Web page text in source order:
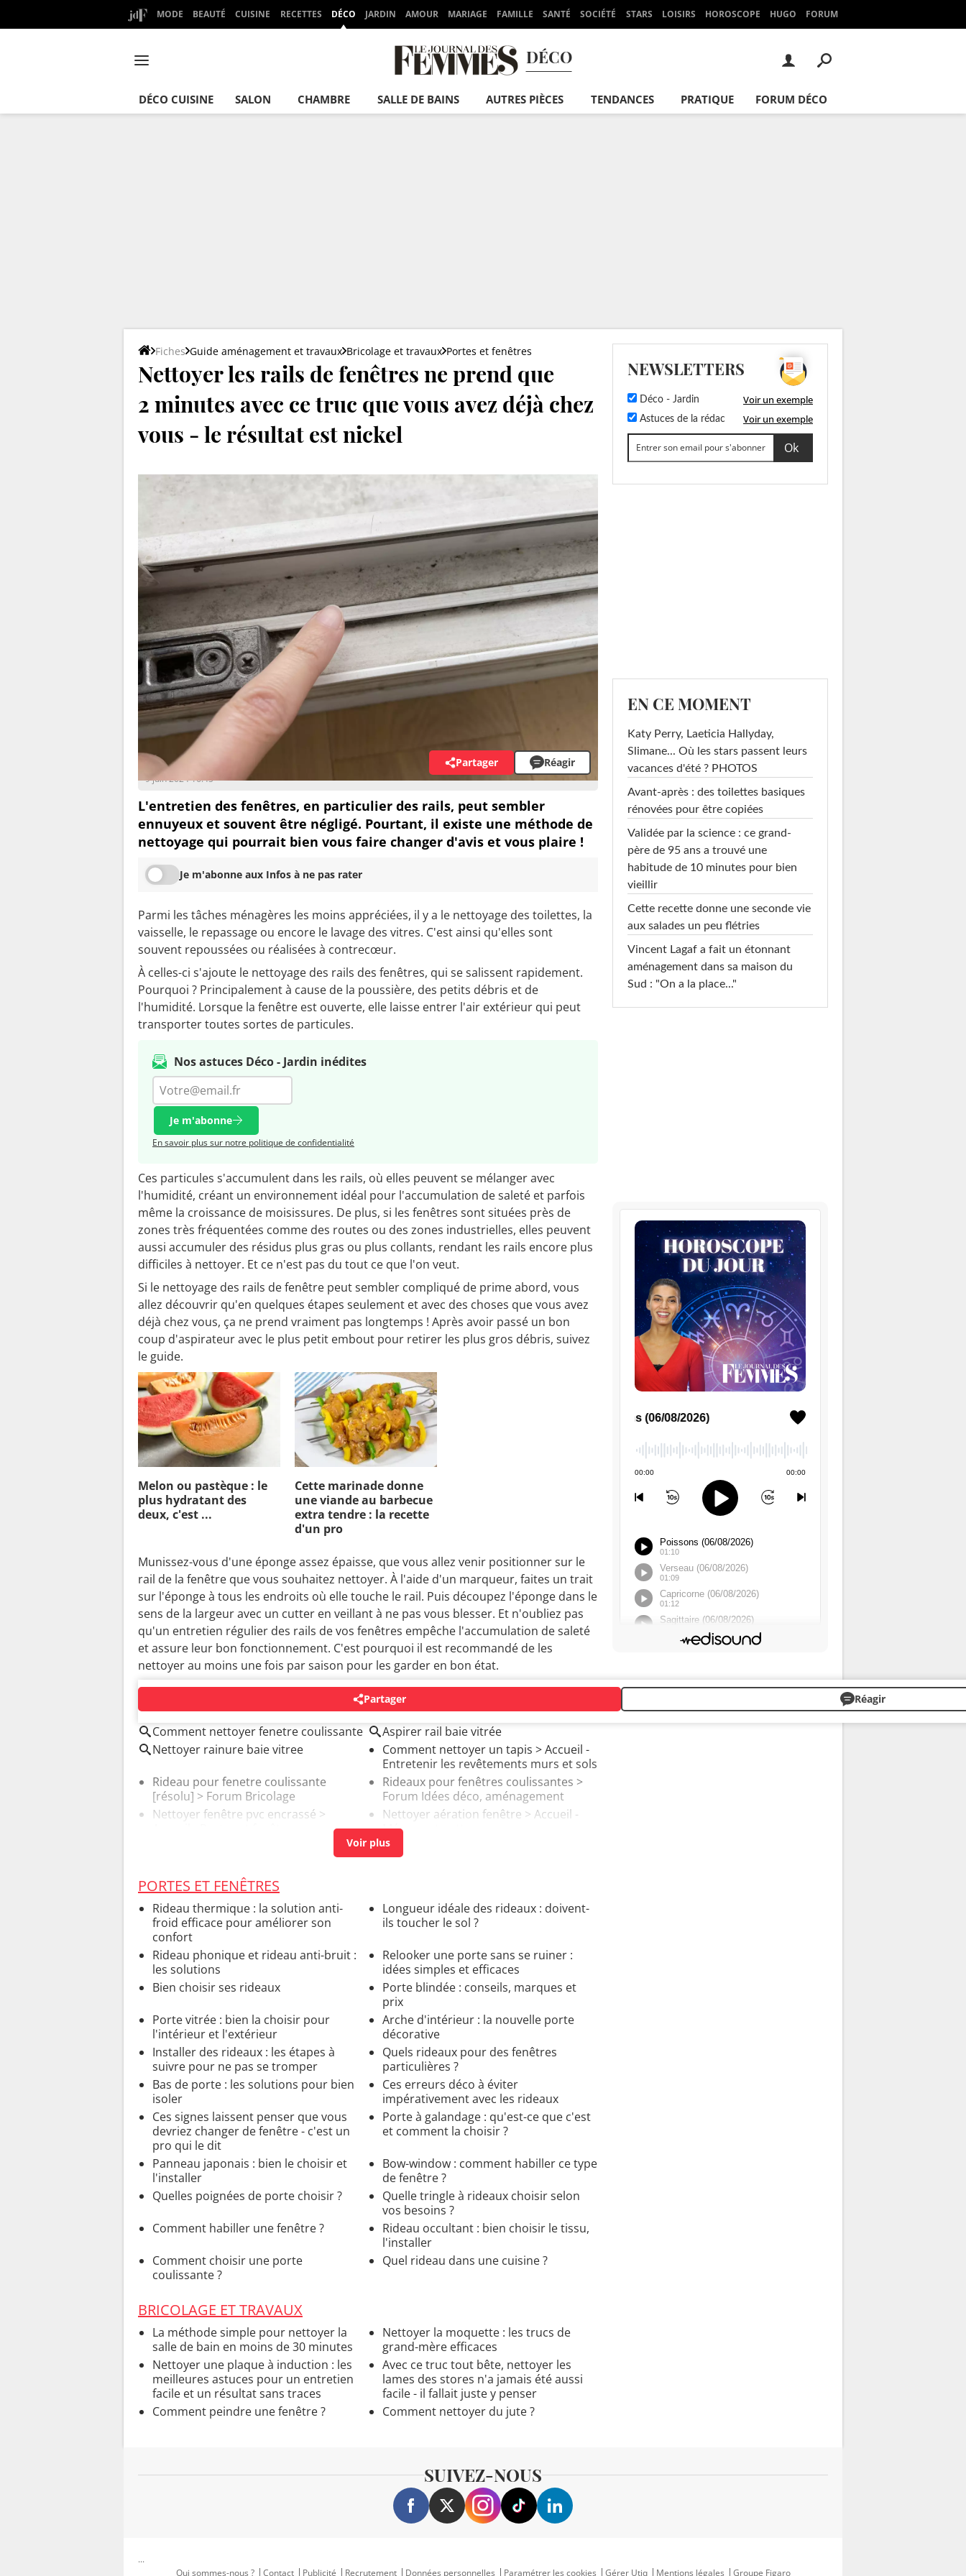
MODE BEAUTÉ CUISINE RECETTES DÉCO JARDIN AMOUR MARIAGE FAMILLE SANTÉ SOCIÉTÉ STARS LOISIRS HOROSCOPE HUGO FORUM
DÉCO
DÉCO CUISINE SALON CHAMBRE SALLE DE BAINS AUTRES PIÈCES TENDANCES PRATIQUE FORUM DÉCO
Fiches Guide aménagement et travaux Bricolage et travaux Portes et fenêtres
Nettoyer les rails de fenêtres ne prend que
2 minutes avec ce truc que vous avez déjà chez
vous - le résultat est nickel
Julie Guillermet
9 juin 2024 16:45
Partager Réagir
L'entretien des fenêtres, en particulier des rails, peut sembler
ennuyeux et souvent être négligé. Pourtant, il existe une méthode de
nettoyage qui pourrait bien vous faire changer d'avis et vous plaire !
Je m'abonne aux Infos à ne pas rater
Parmi les tâches ménagères les moins appréciées, il y a le nettoyage des toilettes, la
vaisselle, le repassage ou encore le lavage des vitres. C'est ainsi qu'elles sont
souvent repoussées ou réalisées à contrecœur.
À celles-ci s'ajoute le nettoyage des rails des fenêtres, qui se salissent rapidement.
Pourquoi ? Principalement à cause de la poussière, des petits débris et de
l'humidité. Lorsque la fenêtre est ouverte, elle laisse entrer l'air extérieur qui peut
transporter toutes sortes de particules.
Nos astuces Déco - Jardin inédites
Je m'abonne
En savoir plus sur notre politique de confidentialité
Ces particules s'accumulent dans les rails, où elles peuvent se mélanger avec
l'humidité, créant un environnement idéal pour l'accumulation de saleté et parfois
même la croissance de moisissures. De plus, si les fenêtres sont situées près de
zones très fréquentées comme des routes ou des zones industrielles, elles peuvent
aussi accumuler des résidus plus gras ou plus collants, rendant les rails encore plus
difficiles à nettoyer. Et ce n'est pas du tout ce que l'on veut.
Si le nettoyage des rails de fenêtre peut sembler compliqué de prime abord, vous
allez découvrir qu'en quelques étapes seulement et avec des choses que vous avez
déjà chez vous, ça ne prend vraiment pas longtemps ! Après avoir passé un bon
coup d'aspirateur avec le plus petit embout pour retirer les plus gros débris, suivez
le guide.
Melon ou pastèque : le
plus hydratant des
deux, c'est ...
Cette marinade donne
une viande au barbecue
extra tendre : la recette
d'un pro
Munissez-vous d'une éponge assez épaisse, que vous allez venir positionner sur le
rail de la fenêtre que vous souhaitez nettoyer. À l'aide d'un marqueur, faites un trait
sur l'éponge à tous les endroits où elle touche le rail. Puis découpez l'éponge dans le
sens de la largeur avec un cutter en veillant à ne pas vous blesser. Et n'oubliez pas
qu'un entretien régulier des rails de vos fenêtres empêche l'accumulation de saleté
et assure leur bon fonctionnement. C'est pourquoi il est recommandé de les
nettoyer au moins une fois par saison pour les garder en bon état.
Partager Réagir
AUTOUR DU MÊME SUJET
Comment nettoyer fenetre coulissante
Aspirer rail baie vitrée
Nettoyer rainure baie vitree
Comment nettoyer un tapis > Accueil -
Entretenir les revêtements murs et sols
Rideau pour fenetre coulissante
[résolu] > Forum Bricolage
Rideaux pour fenêtres coulissantes >
Forum Idées déco, aménagement
Nettoyer fenêtre pvc encrassé >
Nettoyer aération fenêtre > Accueil -
Ménage et nettoyage
PORTES ET FENÊTRES
Rideau thermique : la solution anti-
froid efficace pour améliorer son
confort
Longueur idéale des rideaux : doivent-
ils toucher le sol ?
Rideau phonique et rideau anti-bruit :
les solutions
Relooker une porte sans se ruiner :
idées simples et efficaces
Bien choisir ses rideaux
Porte blindée : conseils, marques et
prix
Porte vitrée : bien la choisir pour
l'intérieur et l'extérieur
Arche d'intérieur : la nouvelle porte
décorative
Installer des rideaux : les étapes à
suivre pour ne pas se tromper
Quels rideaux pour des fenêtres
particulières ?
Bas de porte : les solutions pour bien
isoler
Ces erreurs déco à éviter
impérativement avec les rideaux
Ces signes laissent penser que vous
devriez changer de fenêtre - c'est un
pro qui le dit
Porte à galandage : qu'est-ce que c'est
et comment la choisir ?
Panneau japonais : bien le choisir et
l'installer
Bow-window : comment habiller ce type
de fenêtre ?
Quelles poignées de porte choisir ?
Quelle tringle à rideaux choisir selon
vos besoins ?
Comment habiller une fenêtre ?
Rideau occultant : bien choisir le tissu,
l'installer
Comment choisir une porte
coulissante ?
Quel rideau dans une cuisine ?
BRICOLAGE ET TRAVAUX
La méthode simple pour nettoyer la
salle de bain en moins de 30 minutes
Nettoyer la moquette : les trucs de
grand-mère efficaces
Nettoyer une plaque à induction : les
meilleures astuces pour un entretien
facile et un résultat sans traces
Avec ce truc tout bête, nettoyer les
lames des stores n'a jamais été aussi
facile - il fallait juste y penser
Comment peindre une fenêtre ?
Comment nettoyer du jute ?
NEWSLETTERS
Déco - Jardin Voir un exemple
Astuces de la rédac Voir un exemple
EN CE MOMENT
Katy Perry, Laeticia Hallyday,
Slimane... Où les stars passent leurs
vacances d'été ? PHOTOS
Avant-après : des toilettes basiques
rénovées pour être copiées
Validée par la science : ce grand-
père de 95 ans a trouvé une
habitude de 10 minutes pour bien
vieillir
Cette recette donne une seconde vie
aux salades un peu flétries
Vincent Lagaf a fait un étonnant
aménagement dans sa maison du
Sud : "On a la place..."
SUIVEZ-NOUS
...
Qui sommes-nous ?
Contact Publicité Recrutement Données personnelles Paramétrer les cookies Gérer Utiq Mentions légales Groupe Figaro